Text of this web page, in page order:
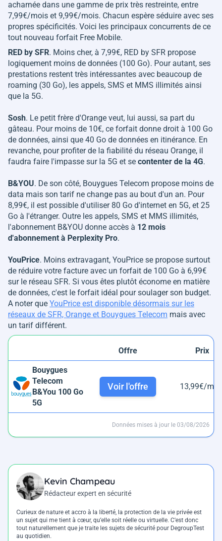
acharnée dans une gamme de prix très restreinte, entre
7,99€/mois et 9,99€/mois. Chacun espère séduire avec ses
propres spécificités. Voici les principaux concurrents de ce
tout nouveau forfait Free Mobile.
RED by SFR. Moins cher, à 7,99€, RED by SFR propose
logiquement moins de données (100 Go). Pour autant, ses
prestations restent très intéressantes avec beaucoup de
roaming (30 Go), les appels, SMS et MMS illimités ainsi
que la 5G.
Sosh. Le petit frère d'Orange veut, lui aussi, sa part du
gâteau. Pour moins de 10€, ce forfait donne droit à 100 Go
de données, ainsi que 40 Go de données en itinérance. En
revanche, pour profiter de la fiabilité du réseau Orange, il
faudra faire l'impasse sur la 5G et se contenter de la 4G.
B&YOU. De son côté, Bouygues Telecom propose moins de
data mais son tarif ne change pas au bout d'un an. Pour
8,99€, il est possible d'utiliser 80 Go d'internet en 5G, et 25
Go à l'étranger. Outre les appels, SMS et MMS illimités,
l'abonnement B&YOU donne accès à 12 mois
d'abonnement à Perplexity Pro.
YouPrice. Moins extravagant, YouPrice se propose surtout
de réduire votre facture avec un forfait de 100 Go à 6,99€
sur le réseau SFR. Si vous êtes plutôt économe en matière
de données, c'est le forfait idéal pour soulager son budget.
A noter que YouPrice est disponible désormais sur les
réseaux de SFR, Orange et Bouygues Telecom mais avec
un tarif différent.
Offre Prix
Bouygues
Telecom
B&You 100 Go
5G
Voir l'offre 13,99€/
Données mises à jour le 03/08/2026
Kevin Champeau
Rédacteur expert en sécurité
Curieux de nature et accro à la liberté, la protection de la vie privée est
un sujet qui me tient à cœur, qu’elle soit réelle ou virtuelle. C’est donc
tout naturellement que je traite les sujets de sécurité pour DegroupTest
au quotidien.